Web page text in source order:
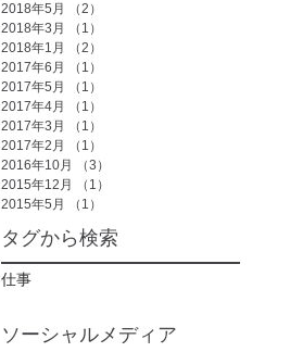
2018年5月
（2）
2018年3月
（1）
2018年1月
（2）
2017年6月
（1）
2017年5月
（1）
2017年4月
（1）
2017年3月
（1）
2017年2月
（1）
2016年10月
（3）
2015年12月
（1）
2015年5月
（1）
タグから検索
仕事
ソーシャルメディア